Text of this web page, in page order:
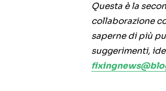
Questa è la
collaborazione
saperne di più
suggerimenti,